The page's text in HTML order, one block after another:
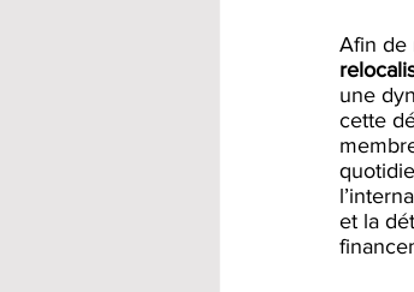
Afin de
une
cette
et la